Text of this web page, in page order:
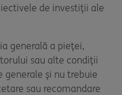
de investiții ale
generală a pieței,
sau alte condiții
generale și nu trebuie
sau recomandare